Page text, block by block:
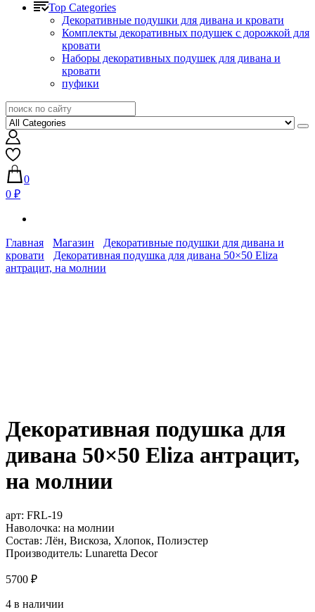
Top Categories
Декоративные подушки для дивана и кровати
Комплекты декоративных подушек с дорожкой для
кровати
Наборы декоративных подушек для дивана и
кровати
пуфики
0
0 ₽
Главная Магазин
Декоративные подушки для дивана и
кровати
Декоративная подушка для дивана 50×50 Eliza
антрацит, на молнии
Декоративная подушка для
дивана 50×50 Eliza антрацит,
на молнии
арт: FRL-19
Наволочка: на молнии
Состав: Лён, Вискоза, Хлопок, Полиэстер
Производитель: Lunaretta Decor
5700 ₽
4 в наличии